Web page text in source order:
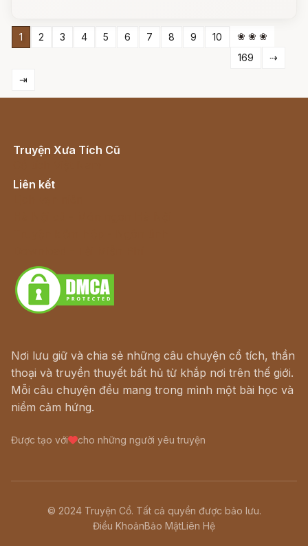
1 2 3 4 5 6 7 8 9 10
❀ ❀ ❀
169
⇢
⇥
Truyện Xưa Tích Cũ
Liên kết
Nơi lưu giữ và chia sẻ những câu chuyện cổ tích, thần
thoại và truyền thuyết bất hủ từ khắp nơi trên thế giới.
Mỗi câu chuyện đều mang trong mình một bài học và
niềm cảm hứng.
Được tạo với cho những người yêu truyện
© 2024 Truyện Cổ. Tất cả quyền được bảo lưu.
Điều KhoảnBảo MậtLiên Hệ